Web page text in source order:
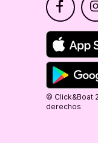
© Click&Boat
derechos